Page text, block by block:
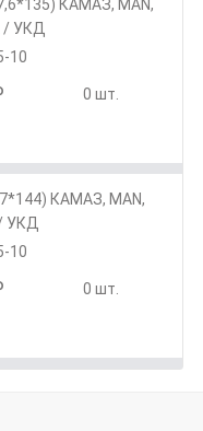
КАМАЗ, MAN,
/ УКД
10
0 шт.
КАМАЗ, МАN,
/ УКД
10
0 шт.